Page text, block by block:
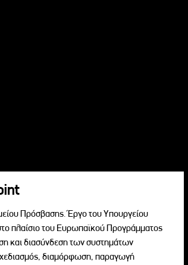
Πρόσβασης. Έργο του Υπουργείου
πλαίσιο του Ευρωπαϊκού Προγράμματος
και διασύνδεση των συστημάτων
διαμόρφωση, παραγωγή